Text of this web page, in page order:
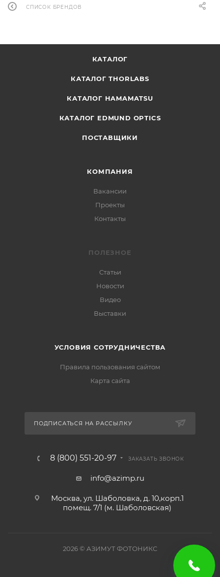
СПИСОК БРЕНДОВ
КАТАЛОГ
КАТАЛОГ THORLABS
КАТАЛОГ HAMAMATSU
КАТАЛОГ EDMUND OPTICS
ПОСТАВЩИКИ
КОМПАНИЯ
Вакансии
Проекты
Контакты
ПОЛЕЗНОЕ
Статьи
Новости
Видео
Выставки
УСЛОВИЯ СОТРУДНИЧЕСТВА
Правила пользования сайтом
Карта сайта
ПОДПИСАТЬСЯ НА РАССЫЛКУ
8 (800) 551-20-97 ЗАКАЗАТЬ ЗВОНОК
info@azimp.ru
Москва, ул. Шаболовка, д. 10,корп.1
помещ. 7/1 (м. Шаболовская)
2026© АЗИМУТ ФОТОНИКС